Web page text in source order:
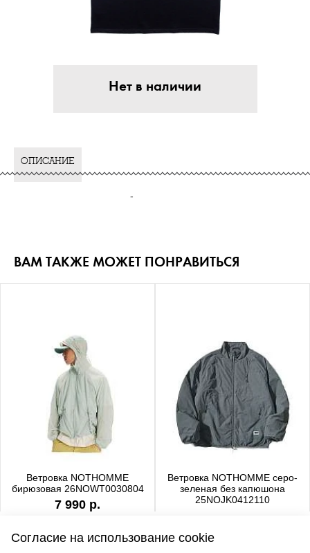
Нет в наличии
ОПИСАНИЕ
-
ВАМ ТАКЖЕ МОЖЕТ ПОНРАВИТЬСЯ
Ветровка NOTHOMME
бирюзовая 26NOWT0030804
7 990 р.
Ветровка NOTHOMME серо-
зеленая без капюшона
25NOJK0412110
Согласие на использование cookie